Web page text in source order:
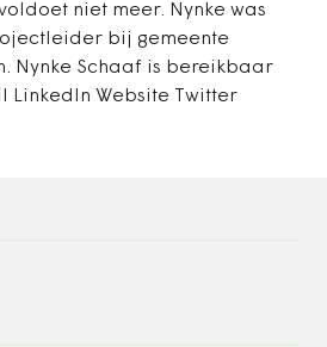
niet meer. Nynke was
bij gemeente
Nynke Schaaf is bereikbaar
LinkedIn Website Twitter